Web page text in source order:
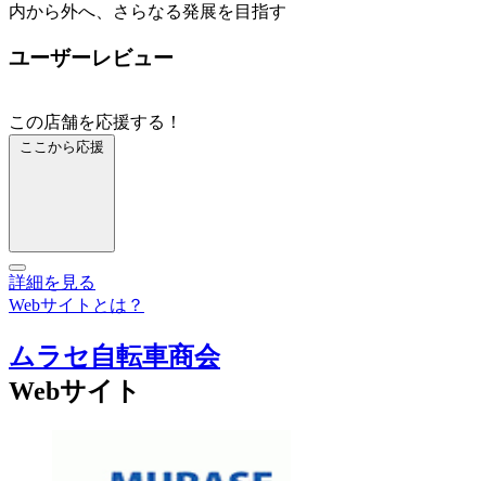
内から外へ、さらなる発展を目指す
ユーザーレビュー
この店舗を応援する！
ここから応援
詳細を見る
Webサイトとは？
ムラセ自転車商会
Webサイト